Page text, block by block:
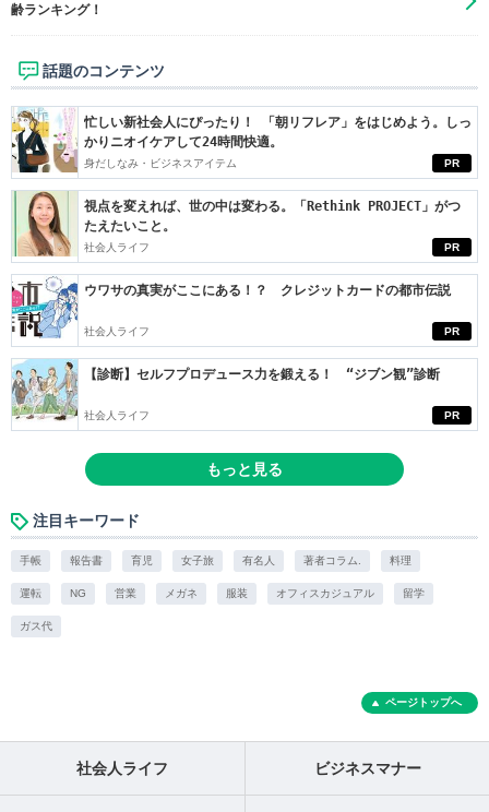
齢ランキング！
話題のコンテンツ
PR
忙しい新社会人にぴったり！ 「朝リフレア」をはじめよう。しっ
かりニオイケアして24時間快適。
身だしなみ・ビジネスアイテム
PR
視点を変えれば、世の中は変わる。「Rethink PROJECT」がつ
たえたいこと。
社会人ライフ
PR
ウワサの真実がここにある！？ クレジットカードの都市伝説
社会人ライフ
PR
【診断】セルフプロデュース力を鍛える！ “ジブン観”診断
社会人ライフ
もっと見る
注目キーワード
手帳 報告書 育児 女子旅 有名人 著者コラム. 料理
運転 NG 営業 メガネ 服装 オフィスカジュアル 留学
ガス代
ページトップへ
社会人ライフ ビジネスマナー